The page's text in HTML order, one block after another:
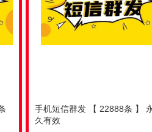
手机短信群发 【 22888条 】
久有效